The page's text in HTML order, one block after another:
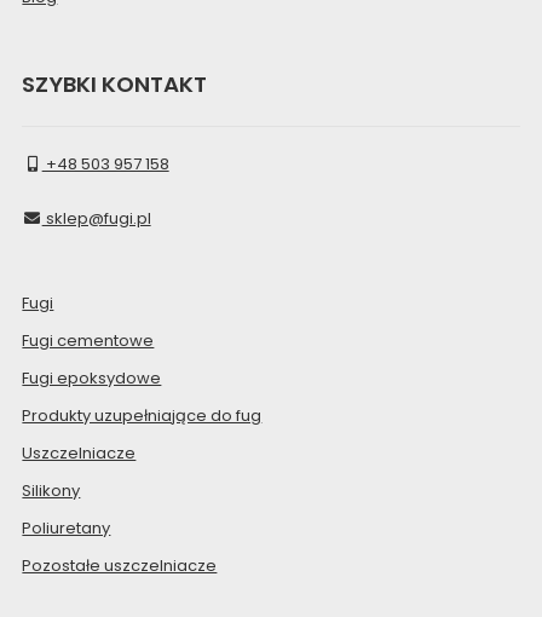
SZYBKI KONTAKT
+48 503 957 158
sklep@fugi.pl
Fugi
Fugi cementowe
Fugi epoksydowe
Produkty uzupełniające do fug
Uszczelniacze
Silikony
Poliuretany
Pozostałe uszczelniacze